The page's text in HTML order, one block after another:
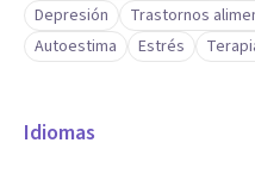
Depresión
Trastornos
Autoestima
Estrés
Idiomas